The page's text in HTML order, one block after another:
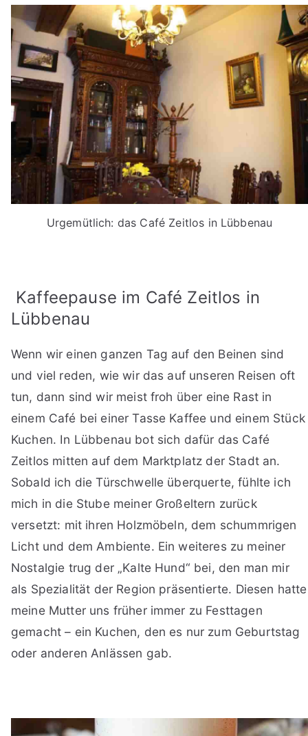
Urgemütlich: das Café Zeitlos in Lübbenau
Kaffeepause im Café Zeitlos in
Lübbenau
Wenn wir einen ganzen Tag auf den Beinen sind
und viel reden, wie wir das auf unseren Reisen oft
tun, dann sind wir meist froh über eine Rast in
einem Café bei einer Tasse Kaffee und einem Stück
Kuchen. In Lübbenau bot sich dafür das Café
Zeitlos mitten auf dem Marktplatz der Stadt an.
Sobald ich die Türschwelle überquerte, fühlte ich
mich in die Stube meiner Großeltern zurück
versetzt: mit ihren Holzmöbeln, dem schummrigen
Licht und dem Ambiente. Ein weiteres zu meiner
Nostalgie trug der „Kalte Hund“ bei, den man mir
als Spezialität der Region präsentierte. Diesen hatte
meine Mutter uns früher immer zu Festtagen
gemacht – ein Kuchen, den es nur zum Geburtstag
oder anderen Anlässen gab.